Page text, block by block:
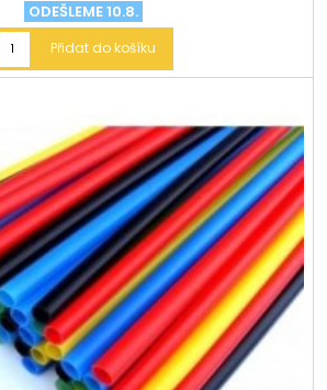
ODEŠLEME 10.8.
Přidat do košíku